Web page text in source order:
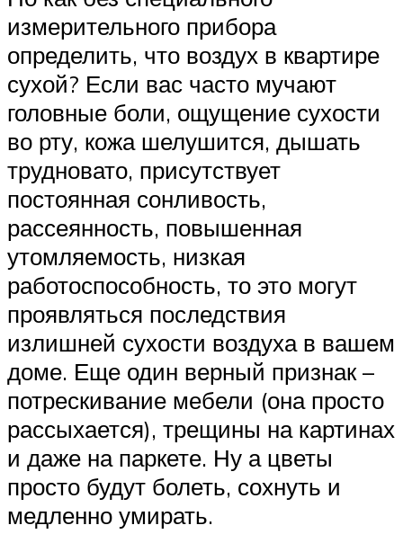
измерительного прибора
определить, что воздух в квартире
сухой? Если вас часто мучают
головные боли, ощущение сухости
во рту, кожа шелушится, дышать
трудновато, присутствует
постоянная сонливость,
рассеянность, повышенная
утомляемость, низкая
работоспособность, то это могут
проявляться последствия
излишней сухости воздуха в вашем
доме. Еще один верный признак –
потрескивание мебели (она просто
рассыхается), трещины на картинах
и даже на паркете. Ну а цветы
просто будут болеть, сохнуть и
медленно умирать.